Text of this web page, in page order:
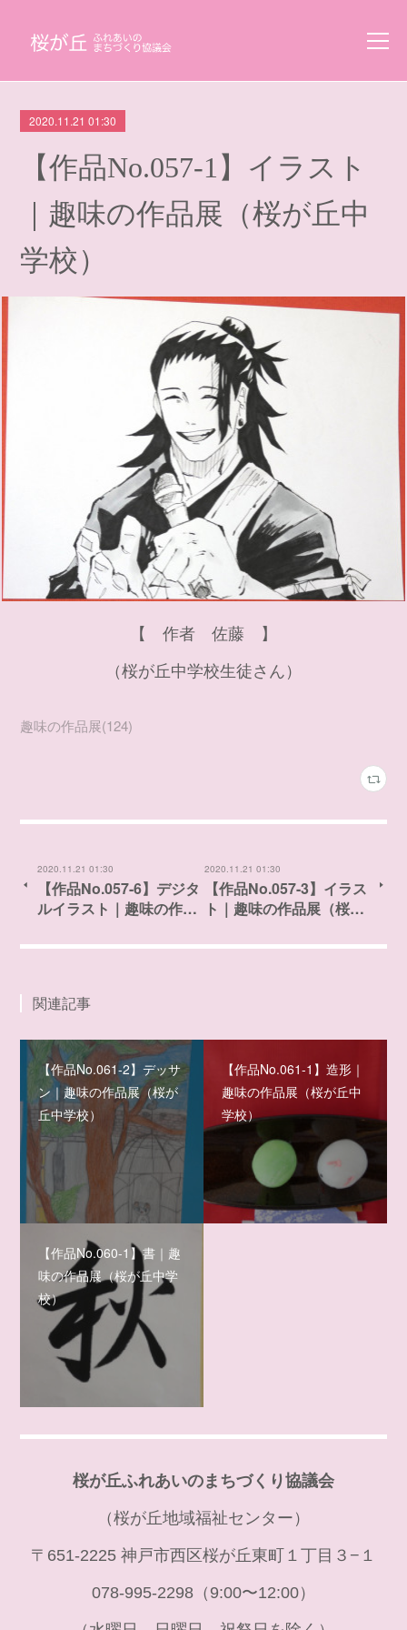
2020.11.21 01:30
【作品No.057-1】イラスト
｜趣味の作品展（桜が丘中
学校）
【 作者 佐藤 】
（桜が丘中学校生徒さん）
趣味の作品展(124)
2020.11.21 01:30
【作品No.057-6】デジタ
ルイラスト｜趣味の作…
2020.11.21 01:30
【作品No.057-3】イラス
ト｜趣味の作品展（桜…
関連記事
【作品No.061-2】デッサ
ン｜趣味の作品展（桜が
丘中学校）
【作品No.061-1】造形｜
趣味の作品展（桜が丘中
学校）
【作品No.060-1】書｜趣
味の作品展（桜が丘中学
校）
桜が丘ふれあいのまちづくり協議会
（桜が丘地域福祉センター）
〒651-2225 神戸市西区桜が丘東町１丁目３−１
078-995-2298（9:00〜12:00）